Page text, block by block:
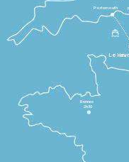
Le
Rennes
2h30
Portsmouth